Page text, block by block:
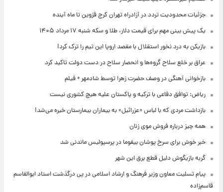
جزئیات محدودیت تردد در آزادراه تهران کرج قزوین تا ماه آینده
یک پیش ‌بینی مهم برای قیمت دلار، طلا و سکه شنبه ۱۷ مرداد ۱۴۰۵
بازیکن به درد نخور استقلال با مقصد اروپا این تیم را ترک کرد!
عراق بر خلع سلاح گروه‌ها و انحصار سلاح در دست دولت تاکید کرد
بازخوانی آهنگی در وصف حضرت زهرا توسط شادمهر + فیلم
ریاض: توافق دفاعی با ترکیه و پاکستان علیه هیچ کشوری نیست
بازداشت مردی که با لباس «عزرائیل» به بیماران بیمارستان خیره می‌شد!
همه چیز درباره فروش موی زنان
خبر خوش برای سرخ پوشان بیفوما در پرسپولیس ماندنی شد
گربه بازیگوش دلیل قطع برق این شهر
پیام تسلیت معاون وزیر فرهنگ و ارشاد اسلامی در پی درگذشت استاد ابوالقاسم
قاسم‌زاده